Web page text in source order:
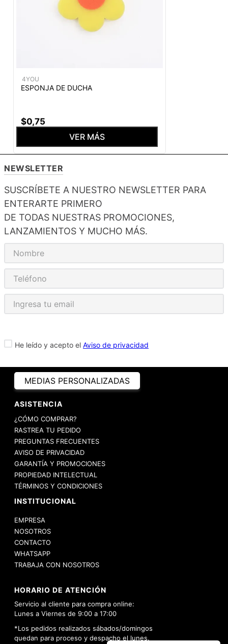
4YOU
ESPONJA DE DUCHA
$0,75
VER MÁS
NEWSLETTER
SUSCRÍBETE A NUESTRO NEWSLETTER PARA
ENTERARTE PRIMERO
DE TODAS NUESTRAS PROMOCIONES,
LANZAMIENTOS Y MUCHO MÁS.
He leído y acepto el Aviso de privacidad
MEDIAS PERSONALIZADAS
ASISTENCIA
¿CÓMO COMPRAR?
RASTREA TU PEDIDO
PREGUNTAS FRECUENTES
AVISO DE PRIVACIDAD
GARANTÍA Y PROMOCIONES
PROPIEDAD INTELECTUAL
TÉRMINOS Y CONDICIONES
INSTITUCIONAL
EMPRESA
NOSOTROS
CONTACTO
WHATSAPP
TRABAJA CON NOSOTROS
HORARIO DE ATENCIÓN
Servicio al cliente para compra online:
Lunes a Viernes de 9:00 a 17:00
*Los pedidos realizados sábados/domingos
quedan para proceso y despacho el lunes.